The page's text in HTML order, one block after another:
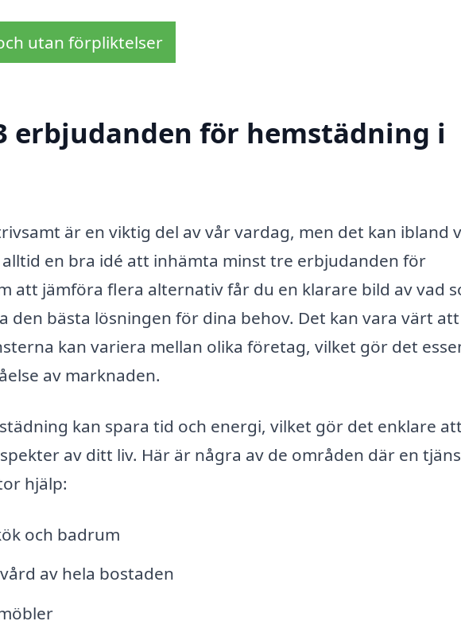
utan förpliktelser
erbjudanden för hemstädning i
är en viktig del av vår vardag, men det kan ibland
en bra idé att inhämta minst tre erbjudanden för
att jämföra flera alternativ får du en klarare bild av vad
den bästa lösningen för dina behov. Det kan vara värt att
kan variera mellan olika företag, vilket gör det
av marknaden.
kan spara tid och energi, vilket gör det enklare att
av ditt liv. Här är några av de områden där en
hjälp:
och badrum
av hela bostaden